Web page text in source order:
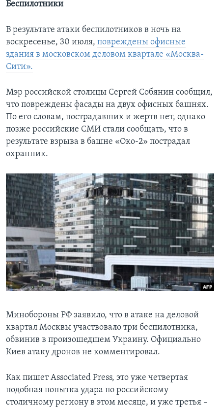
Беспилотники
В результате атаки беспилотников в ночь на
воскресенье, 30 июля, повреждены офисные
здания в московском деловом квартале «Москва-
Сити».
Мэр российской столицы Сергей Собянин сообщил,
что повреждены фасады на двух офисных башнях.
По его словам, пострадавших и жертв нет, однако
позже российские СМИ стали сообщать, что в
результате взрыва в башне «Око-2» пострадал
охранник.
Минобороны РФ заявило, что в атаке на деловой
квартал Москвы участвовало три беспилотника,
обвинив в произошедшем Украину. Официально
Киев атаку дронов не комментировал.
Как пишет Associated Press, это уже четвертая
подобная попытка удара по российскому
столичному региону в этом месяце, и уже третья –